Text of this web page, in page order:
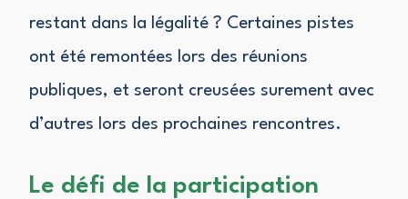
restant dans la légalité ? Certaines pistes
ont été remontées lors des réunions
publiques, et seront creusées surement avec
d’autres lors des prochaines rencontres.
Le défi de la participation